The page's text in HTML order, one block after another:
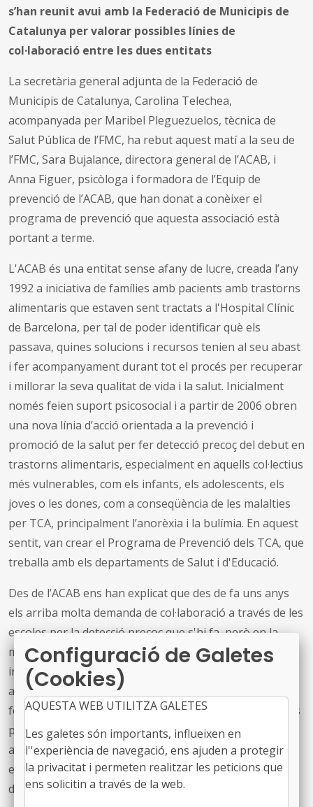
s’han reunit avui amb la Federació de Municipis de
Catalunya per valorar possibles línies de
col·laboració entre les dues entitats
La secretària general adjunta de la Federació de
Municipis de Catalunya, Carolina Telechea,
acompanyada per Maribel Pleguezuelos, tècnica de
Salut Pública de l’FMC, ha rebut aquest matí a la seu de
l’FMC, Sara Bujalance, directora general de l’ACAB, i
Anna Figuer, psicòloga i formadora de l’Equip de
prevenció de l’ACAB, que han donat a conèixer el
programa de prevenció que aquesta associació està
portant a terme.
L'ACAB és una entitat sense afany de lucre, creada l’any
1992 a iniciativa de famílies amb pacients amb trastorns
alimentaris que estaven sent tractats a l'Hospital Clínic
de Barcelona, per tal de poder identificar què els
passava, quines solucions i recursos tenien al seu abast
i fer acompanyament durant tot el procés per recuperar
i millorar la seva qualitat de vida i la salut. Inicialment
només feien suport psicosocial i a partir de 2006 obren
una nova línia d’acció orientada a la prevenció i
promoció de la salut per fer detecció precoç del debut en
trastorns alimentaris, especialment en aquells col·lectius
més vulnerables, com els infants, els adolescents, els
joves o les dones, com a conseqüència de les malalties
per TCA, principalment l’anorèxia i la bulímia. En aquest
sentit, van crear el Programa de Prevenció dels TCA, que
treballa amb els departaments de Salut i d'Educació.
Des de l’ACAB ens han explicat que des de fa uns anys
els arriba molta demanda de col·laboració a través de les
escoles per la detecció precoç que s'hi fa, però en la
majoria dels casos els ajuntaments no tenen prou
informació. Per això, primer faran arribar la informació
als ajuntaments per tal que puguin saber el catàleg
formatiu que tenen per poder-lo incloure dins dels seus
projectes. En aquest sentit, ens informen també que
abans de l'estiu es publicarà una Guia gratuïta
elaborada entre l'entitat i el Departament de Salut i
d'Educació.
Configuració de Galetes
(Cookies)
AQUESTA WEB UTILITZA GALETES
Les galetes són importants, influeixen en
l''experiència de navegació, ens ajuden a protegir
la privacitat i permeten realitzar les peticions que
ens solicitin a través de la web.